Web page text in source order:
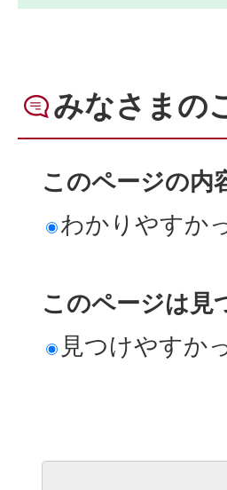
みなさまの
このページの内
わかりやすか
このページは見
見つけやすか